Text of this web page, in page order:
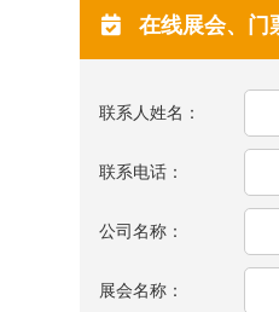
在线展会、门
联系人姓名：
联系电话：
公司名称：
展会名称：